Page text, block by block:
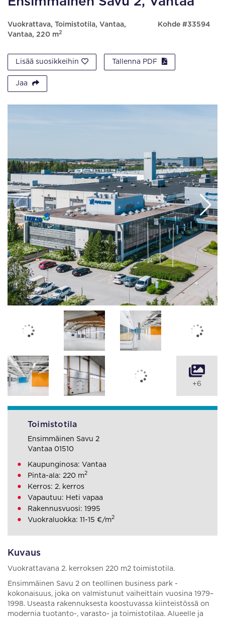
Vuokrattava, Toimistotila, Vantaa,
Vantaa, 220 m2
Kohde #33594
Lisää suosikkeihin Tallenna PDF
Jaa
Kuvaus
Vuokrattavana 2. kerroksen 220 m2 toimistotila.
Ensimmäinen Savu 2 on teollinen business park -
kokonaisuus, joka on valmistunut vaiheittain vuosina 1979–
1998. Useasta rakennuksesta koostuvassa kiinteistössä on
modernia tuotanto-, varasto- ja toimistotilaa. Alueelle ja
+6
Toimistotila
Ensimmäinen Savu 2
Vantaa 01510
Kaupunginosa: Vantaa
Pinta-ala: 220 m2
Kerros: 2. kerros
Vapautuu: Heti vapaa
Rakennusvuosi: 1995
Vuokraluokka: 11-15 €/m2